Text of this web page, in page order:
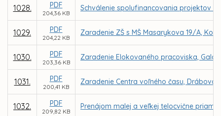
1028. PDF
204,36 KB
Schválenie spolufinancovania projektov
1029. PDF
204,22 KB
Zaradenie ZŠ s MŠ Masarykova 19/A,
1030. PDF
203,36 KB
Zaradenie Elokovaného pracoviska,
1031. PDF
200,41 KB
Zaradenie Centra voľného času, Drábova
1032. PDF
209,82 KB
Prenájom malej a veľkej telocvične